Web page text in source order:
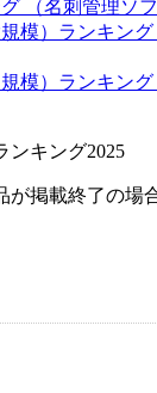
（名刺管理ソ
模）ランキング
模）ランキング
ンキング2025
が掲載終了の場